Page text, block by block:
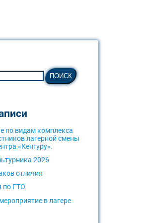
по видам комплекса
лагерной смены
«Кенгуру».
2026
отличия
по ГТО
в лагере